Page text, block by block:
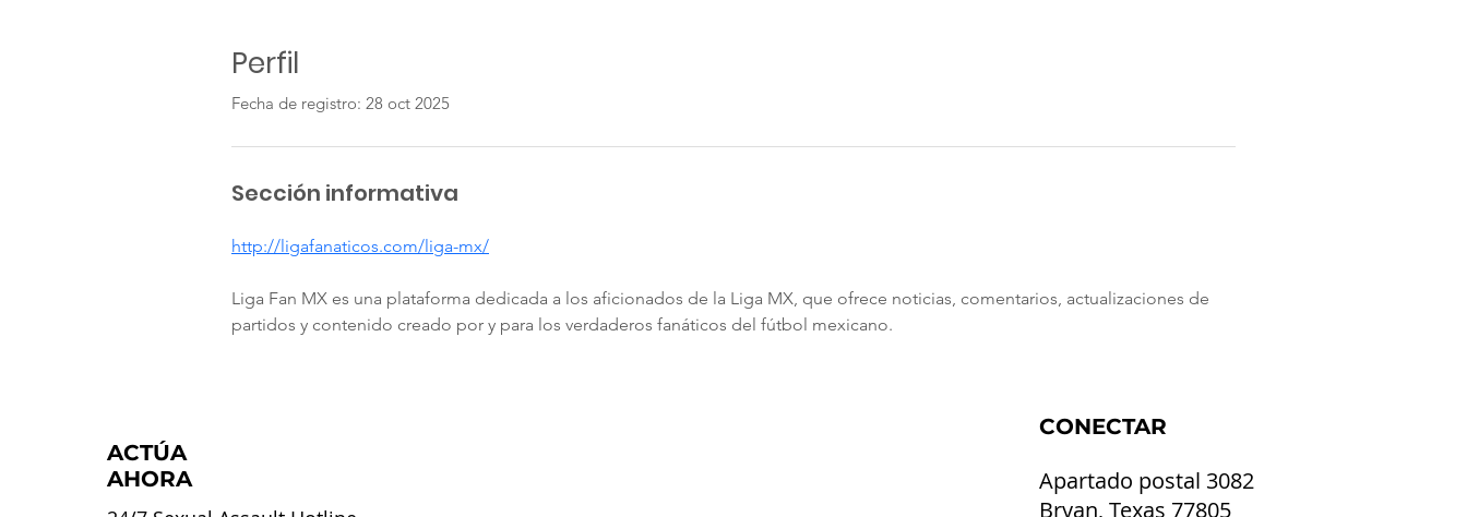
Perfil
Fecha de registro: 28 oct 2025
Sección informativa
http://ligafanaticos.com/liga-mx/
Liga Fan MX es una plataforma dedicada a los aficionados de la Liga MX, que ofrece noticias, comentarios, actualizaciones de
partidos y contenido creado por y para los verdaderos fanáticos del fútbol mexicano.
ACTÚA
AHORA
CONECTAR
Apartado postal 3082
Bryan, Texas 77805